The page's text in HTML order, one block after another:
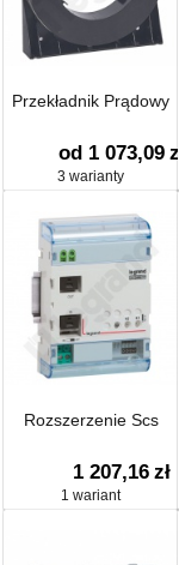
Przekładnik Prądowy
od 1 073,09 zł
3 warianty
Rozszerzenie Scs
1 207,16 zł
1 wariant